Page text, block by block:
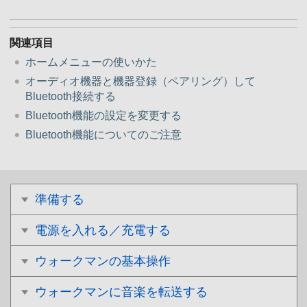
準備する
電源を入れる／充電する
ウォークマンの基本操作
ウォークマンに音楽を転送する
関連項目
ホームメニューの使いかた
オーディオ機器と機器登録（ペアリング）して
Bluetooth接続する
Bluetooth機能の設定を変更する
Bluetooth機能についてのご注意